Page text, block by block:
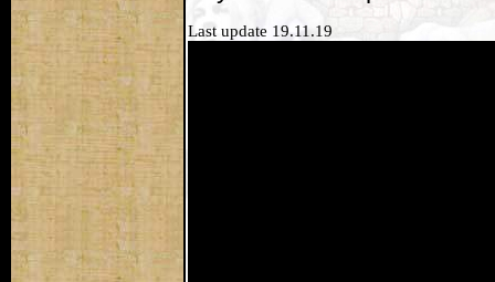
Last update 19.11.19